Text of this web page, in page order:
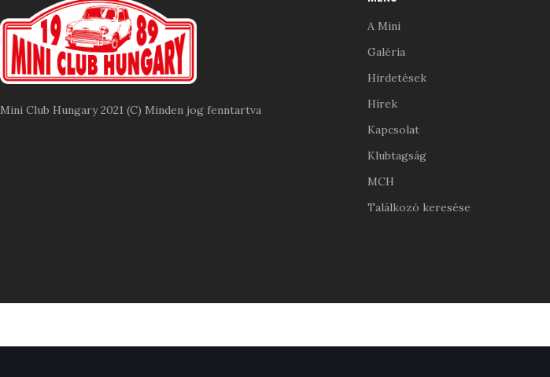
Mini Club Hungary 2021 (C) Minden jog fenntartva
A Mini
Galéria
Hirdetések
Hírek
Kapcsolat
Klubtagság
MCH
Találkozó keresése